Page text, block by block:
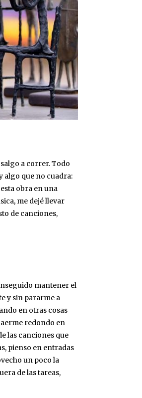
a correr. Todo
algo que no cuadra:
obra en una
me dejé llevar
de canciones,
mantener el
y sin pararme a
en otras cosas
redondo en
las canciones que
pienso en entradas
un poco la
de las tareas,